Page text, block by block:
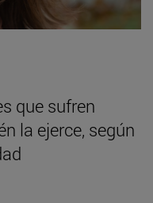
que sufren
la ejerce, según